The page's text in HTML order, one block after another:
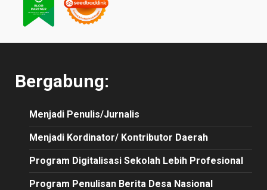
Bergabung:
Menjadi Penulis/Jurnalis
Menjadi Kordinator/ Kontributor Daerah
Program Digitalisasi Sekolah Lebih Profesional
Program Penulisan Berita Desa Nasional